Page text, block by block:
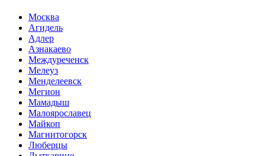
Москва
Агидель
Адлер
Азнакаево
Междуреченск
Мелеуз
Менделеевск
Мегион
Мамадыш
Малоярославец
Майкоп
Магнитогорск
Люберцы